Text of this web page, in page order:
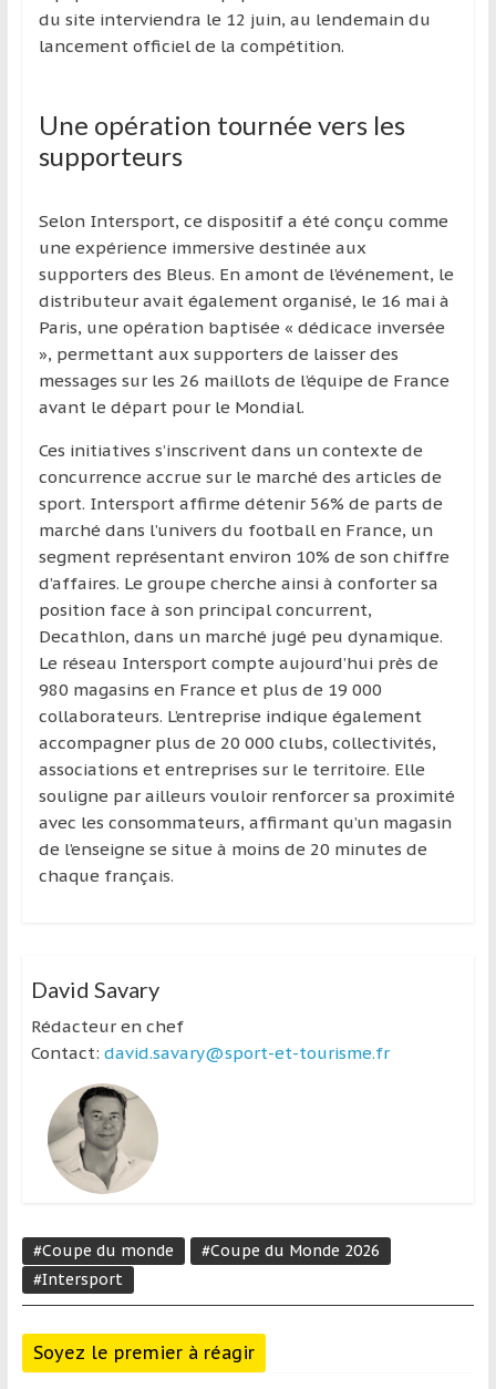
du site interviendra le 12 juin, au lendemain du
lancement officiel de la compétition.
Une opération tournée vers les
supporteurs
Selon Intersport, ce dispositif a été conçu comme
une expérience immersive destinée aux
supporters des Bleus. En amont de l’événement, le
distributeur avait également organisé, le 16 mai à
Paris, une opération baptisée « dédicace inversée
», permettant aux supporters de laisser des
messages sur les 26 maillots de l’équipe de France
avant le départ pour le Mondial.
Ces initiatives s’inscrivent dans un contexte de
concurrence accrue sur le marché des articles de
sport. Intersport affirme détenir 56% de parts de
marché dans l’univers du football en France, un
segment représentant environ 10% de son chiffre
d’affaires. Le groupe cherche ainsi à conforter sa
position face à son principal concurrent,
Decathlon, dans un marché jugé peu dynamique.
Le réseau Intersport compte aujourd’hui près de
980 magasins en France et plus de 19 000
collaborateurs. L’entreprise indique également
accompagner plus de 20 000 clubs, collectivités,
associations et entreprises sur le territoire. Elle
souligne par ailleurs vouloir renforcer sa proximité
avec les consommateurs, affirmant qu’un magasin
de l’enseigne se situe à moins de 20 minutes de
chaque français.
David Savary
Rédacteur en chef
Contact: david.savary@sport-et-tourisme.fr
#Coupe du monde
#Coupe du Monde 2026
#Intersport
Soyez le premier à réagir